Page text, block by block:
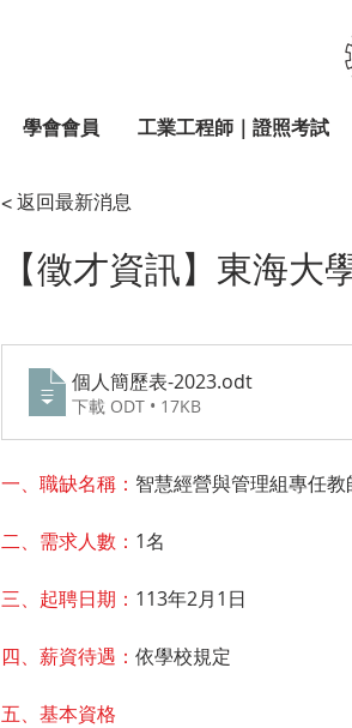
學會會員 工業工程師｜證照考試
< 返回最新消息
【徵才資訊】東海
個人簡歷表-2023.odt
下載 ODT • 17KB
一、職缺名稱： 智慧經營與管理組專任教
二、需求人數： 1名
三、起聘日期： 113年2月1日
四、薪資待遇： 依學校規定
五、基本資格